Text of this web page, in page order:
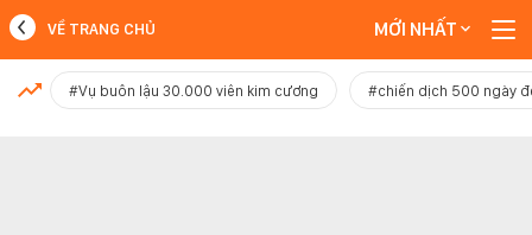
MỚI NHẤT
VỀ TRANG CHỦ MỚI NHẤT
#Vụ buôn lậu 30.000 viên kim cương #chiến dịch 500 ngày